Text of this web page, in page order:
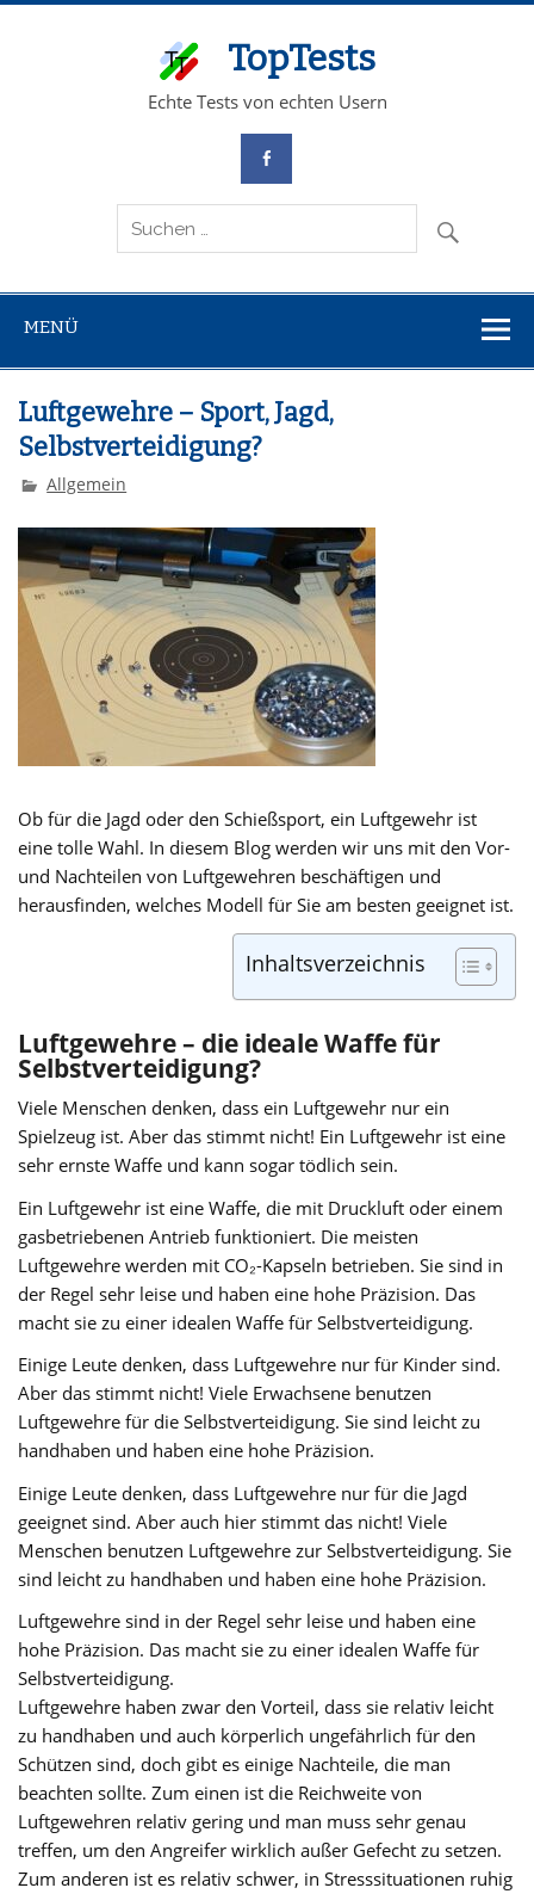
TopTests
Echte Tests von echten Usern
MENÜ
Luftgewehre – Sport, Jagd,
Selbstverteidigung?
Allgemein
Ob für die Jagd oder den Schießsport, ein Luftgewehr ist
eine tolle Wahl. In diesem Blog werden wir uns mit den Vor-
und Nachteilen von Luftgewehren beschäftigen und
herausfinden, welches Modell für Sie am besten geeignet ist.
Inhaltsverzeichnis
Luftgewehre – die ideale Waffe für
Selbstverteidigung?
Viele Menschen denken, dass ein Luftgewehr nur ein
Spielzeug ist. Aber das stimmt nicht! Ein Luftgewehr ist eine
sehr ernste Waffe und kann sogar tödlich sein.
Ein Luftgewehr ist eine Waffe, die mit Druckluft oder einem
gasbetriebenen Antrieb funktioniert. Die meisten
Luftgewehre werden mit CO₂-Kapseln betrieben. Sie sind in
der Regel sehr leise und haben eine hohe Präzision. Das
macht sie zu einer idealen Waffe für Selbstverteidigung.
Einige Leute denken, dass Luftgewehre nur für Kinder sind.
Aber das stimmt nicht! Viele Erwachsene benutzen
Luftgewehre für die Selbstverteidigung. Sie sind leicht zu
handhaben und haben eine hohe Präzision.
Einige Leute denken, dass Luftgewehre nur für die Jagd
geeignet sind. Aber auch hier stimmt das nicht! Viele
Menschen benutzen Luftgewehre zur Selbstverteidigung. Sie
sind leicht zu handhaben und haben eine hohe Präzision.
Luftgewehre sind in der Regel sehr leise und haben eine
hohe Präzision. Das macht sie zu einer idealen Waffe für
Selbstverteidigung.
Luftgewehre haben zwar den Vorteil, dass sie relativ leicht
zu handhaben und auch körperlich ungefährlich für den
Schützen sind, doch gibt es einige Nachteile, die man
beachten sollte. Zum einen ist die Reichweite von
Luftgewehren relativ gering und man muss sehr genau
treffen, um den Angreifer wirklich außer Gefecht zu setzen.
Zum anderen ist es relativ schwer, in Stresssituationen ruhig